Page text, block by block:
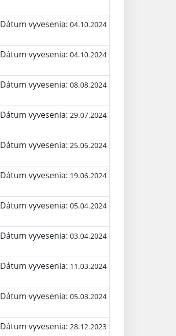
Dátum vyvesenia: 04.10.2024
Dátum vyvesenia: 04.10.2024
Dátum vyvesenia: 08.08.2024
Dátum vyvesenia: 29.07.2024
Dátum vyvesenia: 25.06.2024
Dátum vyvesenia: 19.06.2024
Dátum vyvesenia: 05.04.2024
Dátum vyvesenia: 03.04.2024
Dátum vyvesenia: 11.03.2024
Dátum vyvesenia: 05.03.2024
Dátum vyvesenia: 28.12.2023